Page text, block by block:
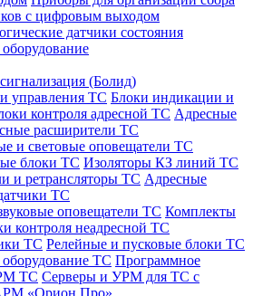
с цифровым выходом
датчики состояния
(Болид)
управления ТС Блоки индикации и
контроля адресной ТС Адресные
расширители ТС
и световые оповещатели ТС
блоки ТС Изоляторы КЗ линий ТС
и ретрансляторы ТС Адресные
ТС
оповещатели ТС Комплекты
контроля неадресной ТС
ТС Релейные и пусковые блоки ТС
ТС Программное
ТС Серверы и УРМ для ТС с
«Орион Про»